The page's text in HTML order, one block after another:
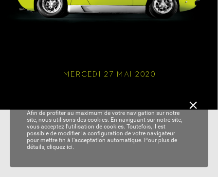
MERCEDI 27 MAI 2020
Afin de profiter au maximum de votre navigation sur notre
site, nous utilisons des cookies. En naviguant sur notre site,
vous acceptez l’utilisation de cookies. Toutefois, il est
possible de modifier la configuration de votre navigateur
pour mettre fin à l’acceptation automatique. Pour plus de
détails, cliquez ici.